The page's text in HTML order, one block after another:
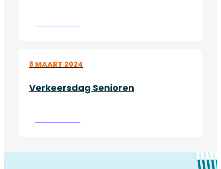
8 MAART 2024
Verkeersdag Senioren
Lees verder